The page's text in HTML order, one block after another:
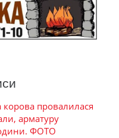
провалилася
арматуру
ФОТО